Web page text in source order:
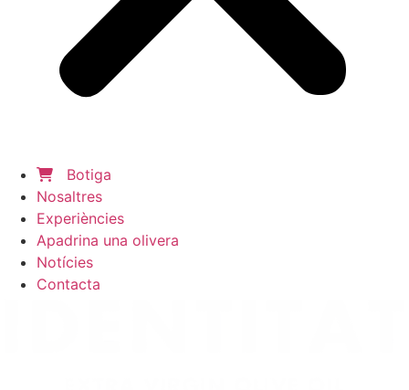
Botiga
Nosaltres
Experiències
Apadrina una olivera
Notícies
Contacta